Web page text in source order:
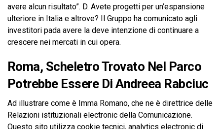
avere alcun risultato”. D. Avete progetti per un’espansione
ulteriore in Italia e altrove? Il Gruppo ha comunicato agli
investitori pada avere la deve intenzione di continuare a
crescere nei mercati in cui opera.
Roma, Scheletro Trovato Nel Parco
Potrebbe Essere Di Andreea Rabciuc
Ad illustrare come è Imma Romano, che ne è direttrice delle
Relazioni istituzionali electronic della Comunicazione.
Questo sito utilizza cookie tecnici, analytics electronic di